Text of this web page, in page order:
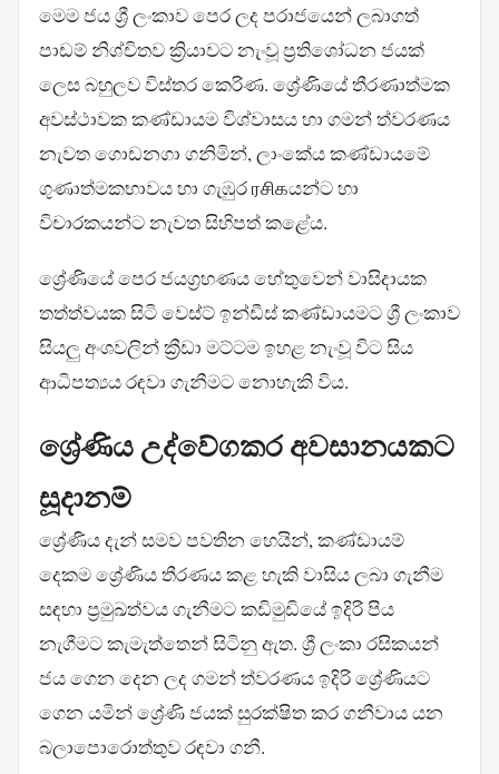
මෙම ජය ශ්‍රී ලංකාව පෙර ලද පරාජයෙන් ලබාගත්
පාඩම් නිශ්චිතව ක්‍රියාවට නැංවූ ප්‍රතිශෝධන ජයක්
ලෙස බහුලව විස්තර කෙරිණ. ශ්‍රේණියේ තීරණාත්මක
අවස්ථාවක කණ්ඩායම විශ්වාසය හා ගමන් ත්වරණය
නැවත ගොඩනගා ගනිමින්, ලාංකේය කණ්ඩායමේ
ගුණාත්මකභාවය හා ගැඹුර ரசிகයන්ට හා
විචාරකයන්ට නැවත සිහිපත් කළේය.
ශ්‍රේණියේ පෙර ජයග්‍රහණය හේතුවෙන් වාසිදායක
තත්ත්වයක සිටි වෙස්ට් ඉන්ඩීස් කණ්ඩායමට ශ්‍රී ලංකාව
සියලු අංශවලින් ක්‍රීඩා මට්ටම ඉහළ නැංවූ විට සිය
ආධිපත්‍යය රඳවා ගැනීමට නොහැකි විය.
ශ්‍රේණිය උද්වේගකර අවසානයකට
සූදානම්
ශ්‍රේණිය දැන් සමව පවතින හෙයින්, කණ්ඩායම්
දෙකම ශ්‍රේණිය තීරණය කළ හැකි වාසිය ලබා ගැනීම
සඳහා ප්‍රමුඛත්වය ගැනීමට කඩිමුඩියේ ඉදිරි පිය
නැගීමට කැමැත්තෙන් සිටිනු ඇත. ශ්‍රී ලංකා රසිකයන්
ජය ගෙන දෙන ලද ගමන් ත්වරණය ඉදිරි ශ්‍රේණියට
ගෙන යමින් ශ්‍රේණි ජයක් සුරක්ෂිත කර ගනීවාය යන
බලාපොරොත්තුව රඳවා ගනී.